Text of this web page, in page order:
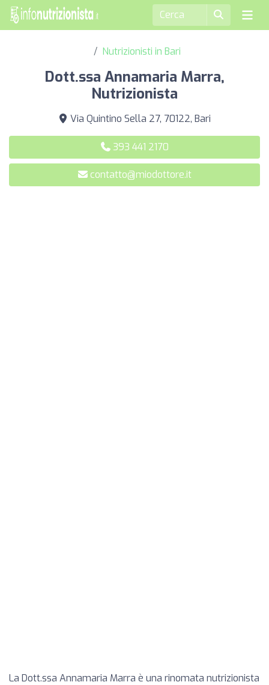
Nutrizionisti in Bari
Dott.ssa Annamaria Marra,
Nutrizionista
Via Quintino Sella 27, 70122, Bari
393 441 2170
contatto@miodottore.it
La Dott.ssa Annamaria Marra è una rinomata nutrizionista